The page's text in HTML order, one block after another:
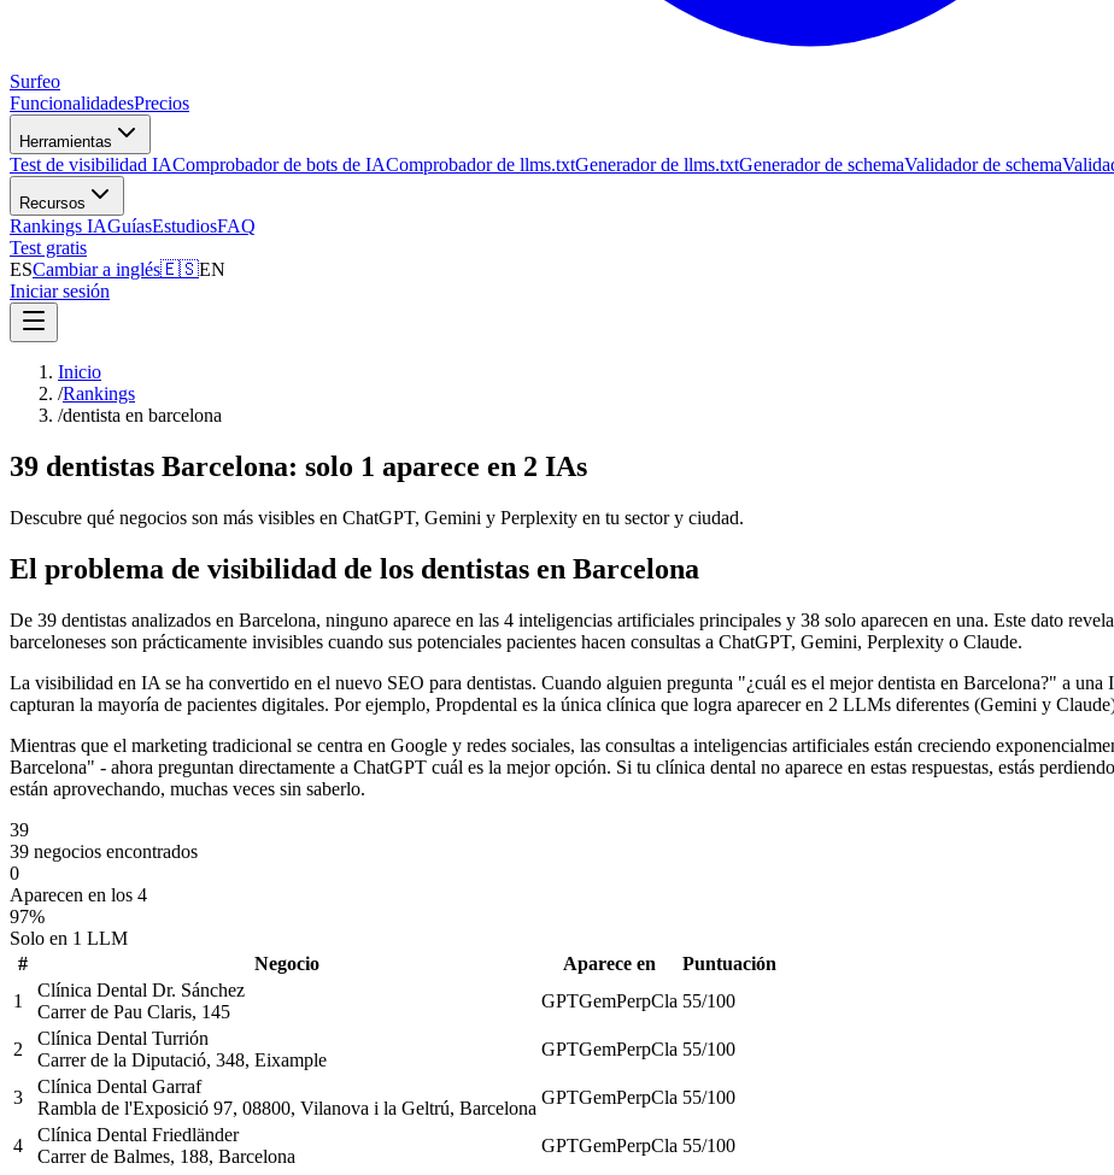
Surfeo
FuncionalidadesPrecios
Herramientas
Test de visibilidad IAComprobador de bots de IAComprobador de llms.txtGenerador de llms.txtGenerador de schemaValidador de schema
Recursos
Rankings IAGuíasEstudiosFAQ
Test gratis
ESCambiar a inglés🇪🇸EN
Iniciar sesión
Inicio
/Rankings
/dentista en barcelona
39 dentistas Barcelona: solo 1 aparece en 2 IAs
Descubre qué negocios son más visibles en ChatGPT, Gemini y Perplexity en tu sector y ciudad.
El problema de visibilidad de los dentistas en Barcelona
De 39 dentistas analizados en Barcelona, ninguno aparece en las 4 inteligencias artificiales principales y 38 solo aparecen en una. Este dato
barceloneses son prácticamente invisibles cuando sus potenciales pacientes hacen consultas a ChatGPT, Gemini, Perplexity o Claude.
La visibilidad en IA se ha convertido en el nuevo SEO para dentistas. Cuando alguien pregunta "¿cuál es el mejor dentista en Barcelona?" a una
capturan la mayoría de pacientes digitales. Por ejemplo, Propdental es la única clínica que logra aparecer en 2 LLMs diferentes (Gemini y
Mientras que el marketing tradicional se centra en Google y redes sociales, las consultas a inteligencias artificiales están creciendo
Barcelona" - ahora preguntan directamente a ChatGPT cuál es la mejor opción. Si tu clínica dental no aparece en estas respuestas, estás
están aprovechando, muchas veces sin saberlo.
39
39 negocios encontrados
0
Aparecen en los 4
97%
Solo en 1 LLM
#
Negocio Aparece en
Puntuación
1
Clínica Dental Dr. Sánchez
Carrer de Pau Claris, 145
GPTGemPerpCla 55/100
2
Clínica Dental Turrión
Carrer de la Diputació, 348, Eixample
GPTGemPerpCla 55/100
3
Clínica Dental Garraf
Rambla de l'Exposició 97, 08800, Vilanova i la Geltrú, Barcelona
GPTGemPerpCla 55/100
4
Clínica Dental Friedländer
Carrer de Balmes, 188, Barcelona
GPTGemPerpCla 55/100